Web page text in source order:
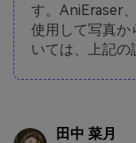
す。AniEraser
使用して写真か
いては、上記の
田中 菜月